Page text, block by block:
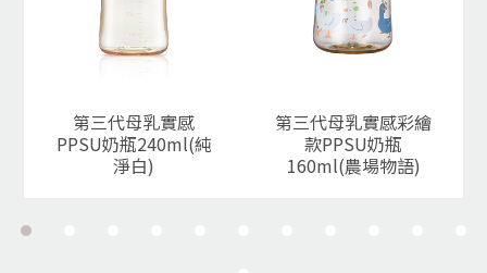
第三代母乳實感
PPSU奶瓶240ml(純
淨白)
第三代母乳實感彩繪
款PPSU奶瓶
160ml(農場物語)